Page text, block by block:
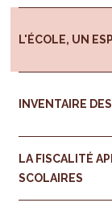
L'ÉCOLE, UN
INVENTAIRE
LA FISCALITÉ
SCOLAIRES